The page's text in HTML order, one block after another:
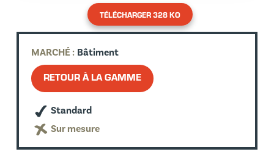
TÉLÉCHARGER 328 KO
MARCHÉ : Bâtiment
RETOUR À LA GAMME
Standard
Sur mesure